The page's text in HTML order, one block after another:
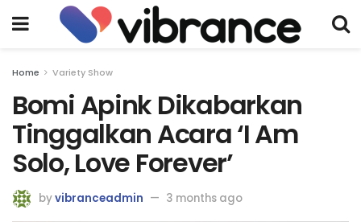
Home Variety Show
Bomi Apink Dikabarkan
Tinggalkan Acara ‘I Am
Solo, Love Forever’
byvibranceadmin 3 months ago